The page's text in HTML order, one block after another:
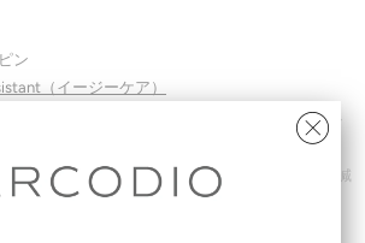
ン
（イージーケア）
Resistant（リンクルレジスタント)と呼ばれる防シ
。形態安定加工ほどの防シワ効果はありませんが、
100％生地と比較した場合、洗濯後のシワ残りを軽減